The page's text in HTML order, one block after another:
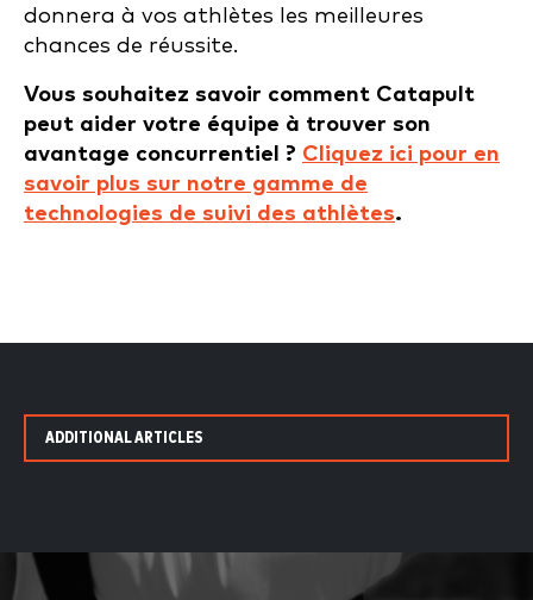
donnera à vos athlètes les meilleures
chances de réussite.
Vous souhaitez savoir comment Catapult
peut aider votre équipe à trouver son
avantage concurrentiel ? Cliquez ici pour en
savoir plus sur notre gamme de
technologies de suivi des athlètes.
ADDITIONAL ARTICLES